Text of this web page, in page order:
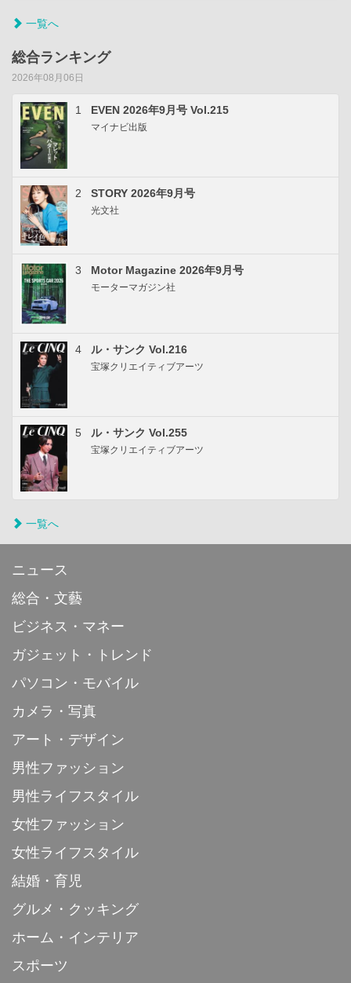
一覧へ
総合ランキング
2026年08月06日
1 EVEN 2026年9月号 Vol.215
マイナビ出版
2 STORY 2026年9月号
光文社
3 Motor Magazine 2026年9月号
モーターマガジン社
4 ル・サンク Vol.216
宝塚クリエイティブアーツ
5 ル・サンク Vol.255
宝塚クリエイティブアーツ
一覧へ
ニュース
総合・文藝
ビジネス・マネー
ガジェット・トレンド
パソコン・モバイル
カメラ・写真
アート・デザイン
男性ファッション
男性ライフスタイル
女性ファッション
女性ライフスタイル
結婚・育児
グルメ・クッキング
ホーム・インテリア
スポーツ